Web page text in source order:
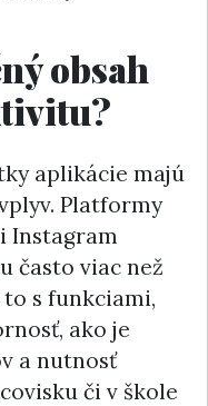
obsah
aplikácie majú
Platformy
Instagram
často viac než
s funkciami,
ako je
a nutnosť
či v škole